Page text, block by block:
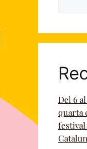
Del 6
quarta